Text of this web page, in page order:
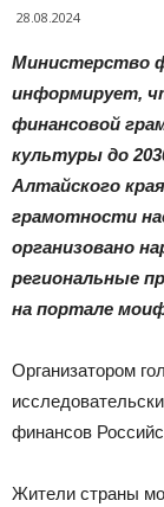
28.08.2024
Министерство
информирует,
финансовой
культуры до
Алтайского
грамотности
организовано
региональные
на портале
Организатором
финансов
Жители страны